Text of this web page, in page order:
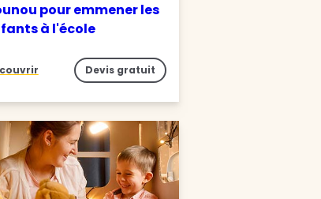
pour emmener les
à l'école
Devis gratuit